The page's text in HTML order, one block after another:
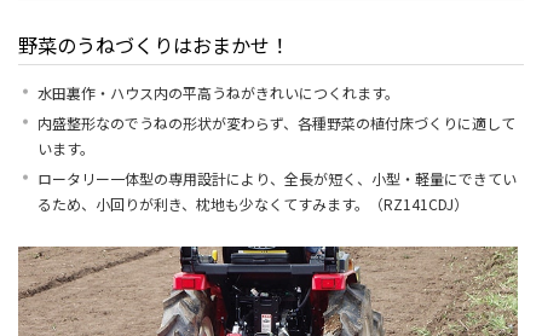
野菜のうねづくりはおまかせ！
水田裏作・ハウス内の平高うねがきれいにつくれます。
内盛整形なのでうねの形状が変わらず、各種野菜の植付床づくりに適して
います。
ロータリー一体型の専用設計により、全長が短く、小型・軽量にできてい
るため、小回りが利き、枕地も少なくてすみます。（RZ141CDJ）